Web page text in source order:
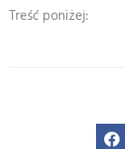
Treść poniżej: